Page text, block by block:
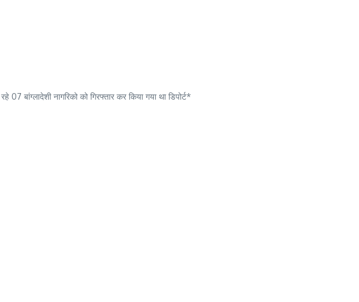
बांग्लादेशी नागरिको को गिरफ्तार कर किया गया था डिपोर्ट*